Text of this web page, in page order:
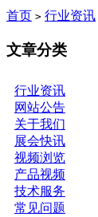
首页 > 行业资讯
文章分类
行业资讯
网站公告
关于我们
展会快讯
视频浏览
产品视频
技术服务
常见问题